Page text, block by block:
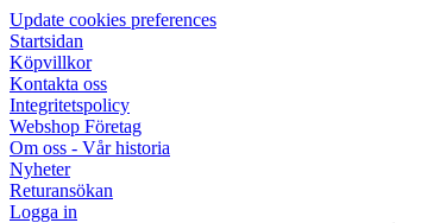
Update cookies preferences
Startsidan
Köpvillkor
Kontakta oss
Integritetspolicy
Webshop Företag
Om oss - Vår historia
Nyheter
Returansökan
Logga in